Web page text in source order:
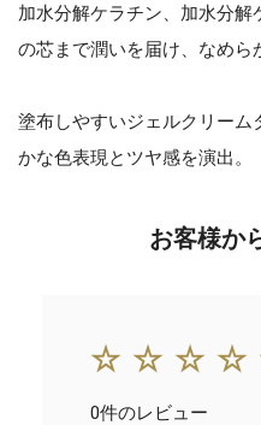
加水分解ケラチン、加水分
の芯まで潤いを届け、なめら
塗布しやすいジェルクリー
かな色表現とツヤ感を演出。
お客様か
0件のレビュー